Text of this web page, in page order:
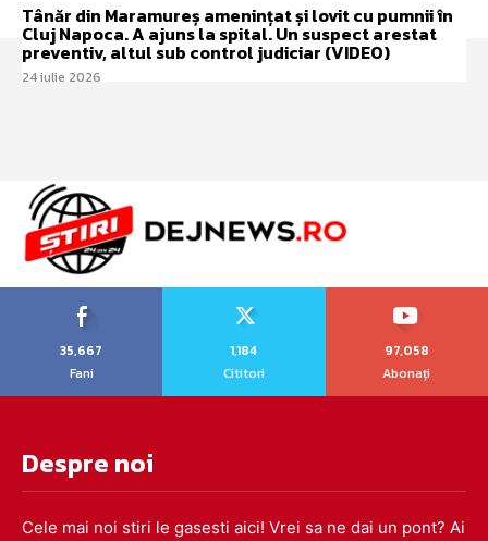
Tânăr din Maramureș amenințat și lovit cu pumnii în
Cluj Napoca. A ajuns la spital. Un suspect arestat
preventiv, altul sub control judiciar (VIDEO)
24 iulie 2026
35,667
Fani
1,184
Cititori
97,058
Abonați
Despre noi
Cele mai noi stiri le gasesti aici! Vrei sa ne dai un pont? Ai